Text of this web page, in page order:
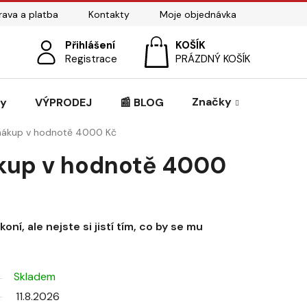
a platba Kontakty Moje objednávka
Přihlášení
Registrace
NÁKUPNÍ
KOŠÍK
PRÁZDNÝ KOŠÍK
VÝPRODEJ 📰 BLOG Značky
v hodnotě 4000 Kč
v hodnotě 4000
ale nejste si jistí tím, co by se mu
Skladem
11.8.2026